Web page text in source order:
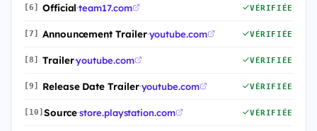
[6] Official·team17.com VÉRIFIÉE
[7] Announcement Trailer·youtube.com VÉRIFIÉE
[8] Trailer·youtube.com VÉRIFIÉE
[9] Release Date Trailer·youtube.com VÉRIFIÉE
[10] Source·store.playstation.com VÉRIFIÉE